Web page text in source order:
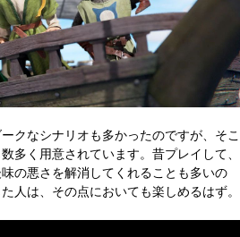
クなシナリオも多かったのですが、そこ
多く用意されています。昔プレイして、
の悪さを解消してくれることも多いの
人は、その点においても楽しめるはず。